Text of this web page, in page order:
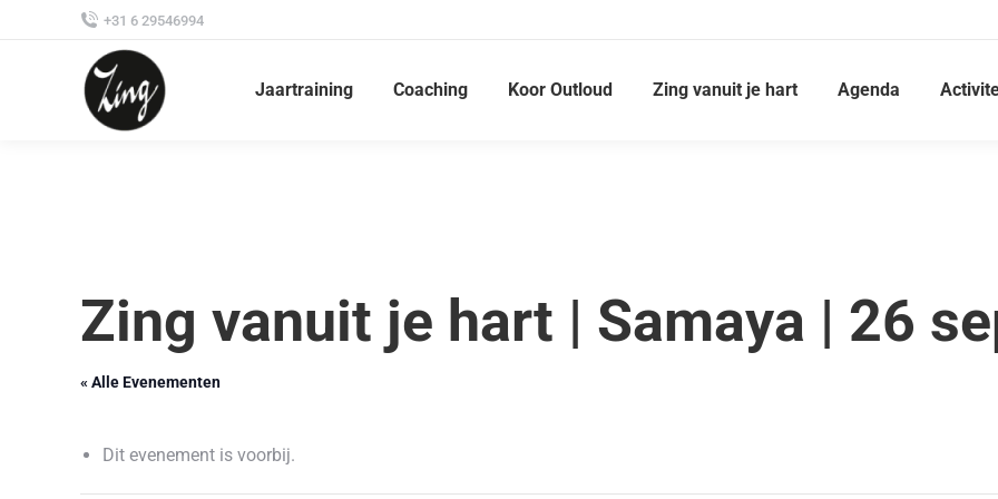
+31 6 29546994
Jaartraining Coaching Koor Outloud Zing vanuit je hart Agenda
Zing vanuit je hart | Samaya | 26
« Alle Evenementen
Dit evenement is voorbij.